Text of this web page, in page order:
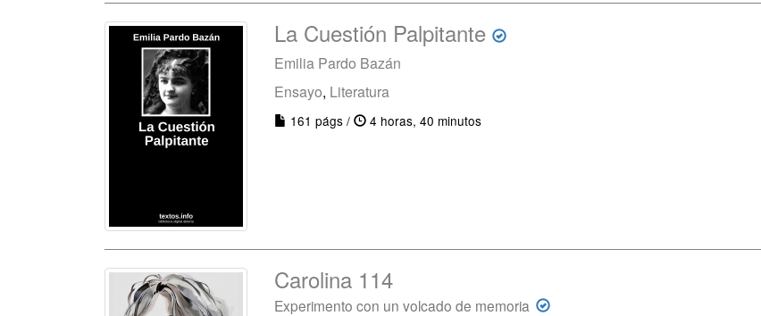
La Cuestión Palpitante
Emilia Pardo Bazán
Ensayo, Literatura
161 págs / 4 horas, 40 minutos
Carolina 114
Experimento con un volcado de memoria